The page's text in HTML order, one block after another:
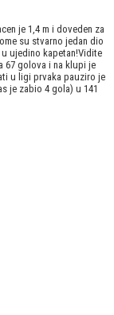
je 1,4 m i doveden za
su stvarno jedan dio
ujedino kapetan!Vidite
67 golova i na klupi je
u ligi prvaka pauziro je
je zabio 4 gola) u 141